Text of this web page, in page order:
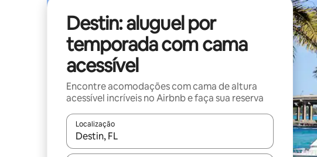
Destin: aluguel por
temporada com cama
acessível
Encontre acomodações com cama de altura
acessível incríveis no Airbnb e faça sua reserva
Localização
Quando os resultados estiverem disponíveis, explore-os